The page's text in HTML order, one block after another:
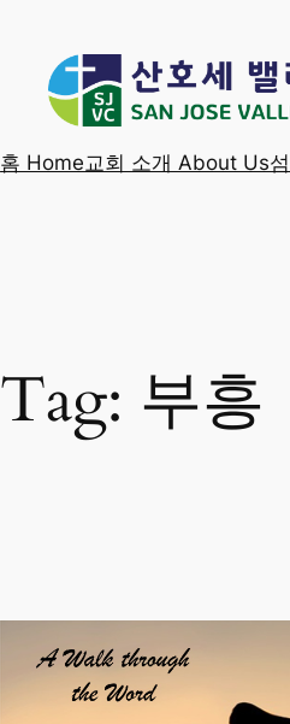
홈 Home교회 소개 About Us
Tag: 부흥